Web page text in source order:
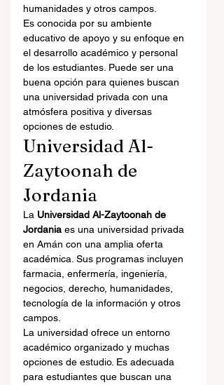
humanidades y otros campos.
Es conocida por su ambiente
educativo de apoyo y su enfoque en
el desarrollo académico y personal
de los estudiantes. Puede ser una
buena opción para quienes buscan
una universidad privada con una
atmósfera positiva y diversas
opciones de estudio.
Universidad Al-
Zaytoonah de
Jordania
La Universidad Al-Zaytoonah de
Jordania es una universidad privada
en Amán con una amplia oferta
académica. Sus programas incluyen
farmacia, enfermería, ingeniería,
negocios, derecho, humanidades,
tecnología de la información y otros
campos.
La universidad ofrece un entorno
académico organizado y muchas
opciones de estudio. Es adecuada
para estudiantes que buscan una